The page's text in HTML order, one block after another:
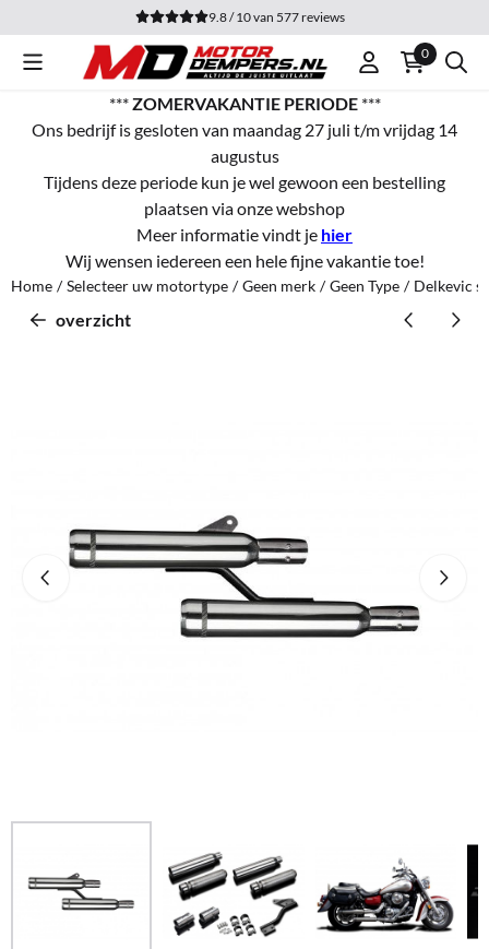
Cookievoorkeuren zijn momenteel gesloten.
9.8 / 10van 577reviews
0
***ZOMERVAKANTIE PERIODE***
Ons bedrijf is gesloten van maandag 27 juli t/m vrijdag 14
augustus
Tijdens deze periode kun je wel gewoon een bestelling
plaatsen via onze webshop
Meer informatie vindt je hier
Wij wensen iedereen een hele fijne vakantie toe!
Home / Selecteer uw motortype / Geen merk / Geen Type / Delkevic
overzicht